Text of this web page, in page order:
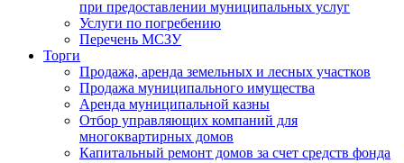
при предоставлении муниципальных услуг
Услуги по погребению
Перечень МСЗУ
Торги
Продажа, аренда земельных и лесных участков
Продажа муниципального имущества
Аренда муниципальной казны
Отбор управляющих компаний для
многоквартирных домов
Капитальный ремонт домов за счет средств фонда